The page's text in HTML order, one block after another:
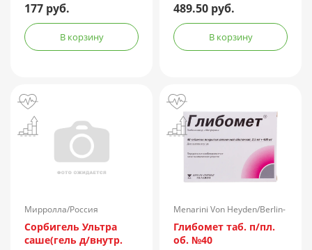
177 руб.
В корзину
489.50 руб.
В корзину
Мирролла/Россия
Сорбигель Ультра
саше(гель д/внутр.
Menarini Von Heyden/Berlin-
Chemie/Германия
Глибомет таб. п/пл.
об. №40